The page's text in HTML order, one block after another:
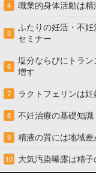
4 職業的身体活動は
5
ふたりの妊活・不
セミナー
6
塩分ならびにトラ
増す
7 ラクトフェリンは
8 不妊治療の基礎知
9 精液の質には地域差
10 大気汚染曝露は精